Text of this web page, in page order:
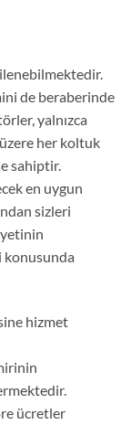
de beraberinde
yalnızca
her koltuk
sahiptir.
en uygun
sizleri
konusunda
hizmet
ücretler